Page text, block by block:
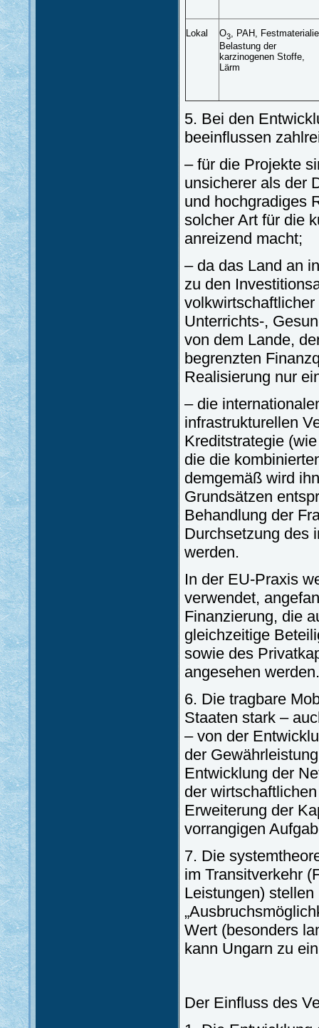
Lokal O3, PAH,
Belastung der
karzinogenen Stoffe,
Lärm
5. Bei den
beeinflussen
– für die Projekte
unsicherer als der
und hochgradiges
solcher Art für die
anreizend macht;
– da das Land an
zu den
volkwirtschaftlicher
Unterrichts-,
von dem Lande,
begrenzten
Realisierung nur
– die
infrastrukturellen
Kreditstrategie
die die
demgemäß wird
Grundsätzen
Behandlung der
Durchsetzung des
werden.
In der EU-Praxis
verwendet,
Finanzierung, die
gleichzeitige
sowie des
angesehen werden.
6. Die tragbare
Staaten stark –
– von der
der
Entwicklung der
der
Erweiterung der
vorrangigen
7. Die
im Transitverkehr
Leistungen)
Wert (besonders
kann Ungarn zu
Der Einfluss des